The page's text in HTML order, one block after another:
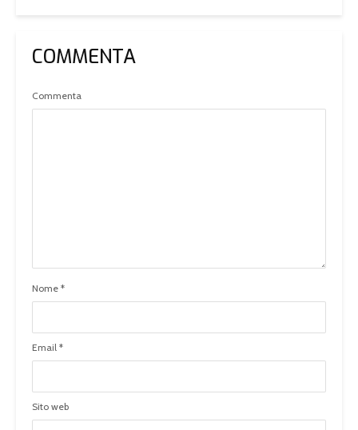
COMMENTA
Commenta
Nome *
Email *
Sito web